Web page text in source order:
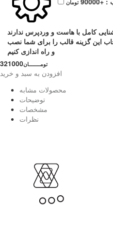
تومان
کامل با هاست و وردپرس ندارند
این گزینه قالب را برای شما نصب
و راه اندازی کنیم
321000تومــــــــان
افزودن به سبد و خرید
محصولات مشابه
توضیحات
مشخصات
نظرات